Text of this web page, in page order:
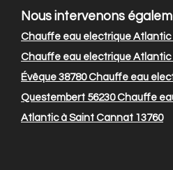
Nous intervenons
Chauffe eau electrique Atlantic
Chauffe eau electrique Atlantic
Évêque 38780Chauffe eau
Questembert 56230Chauffe
Atlantic à Saint Cannat 13760